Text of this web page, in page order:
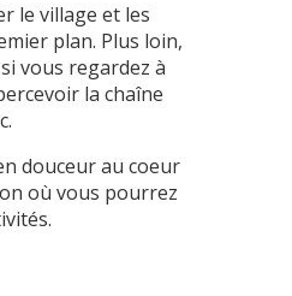
le village et les
plan. Plus loin,
vous regardez à
la chaîne
douceur au coeur
où vous pourrez